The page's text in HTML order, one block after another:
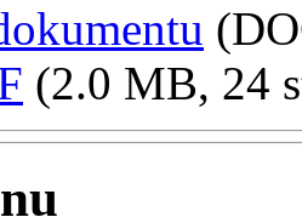
(2.0 MB, 24